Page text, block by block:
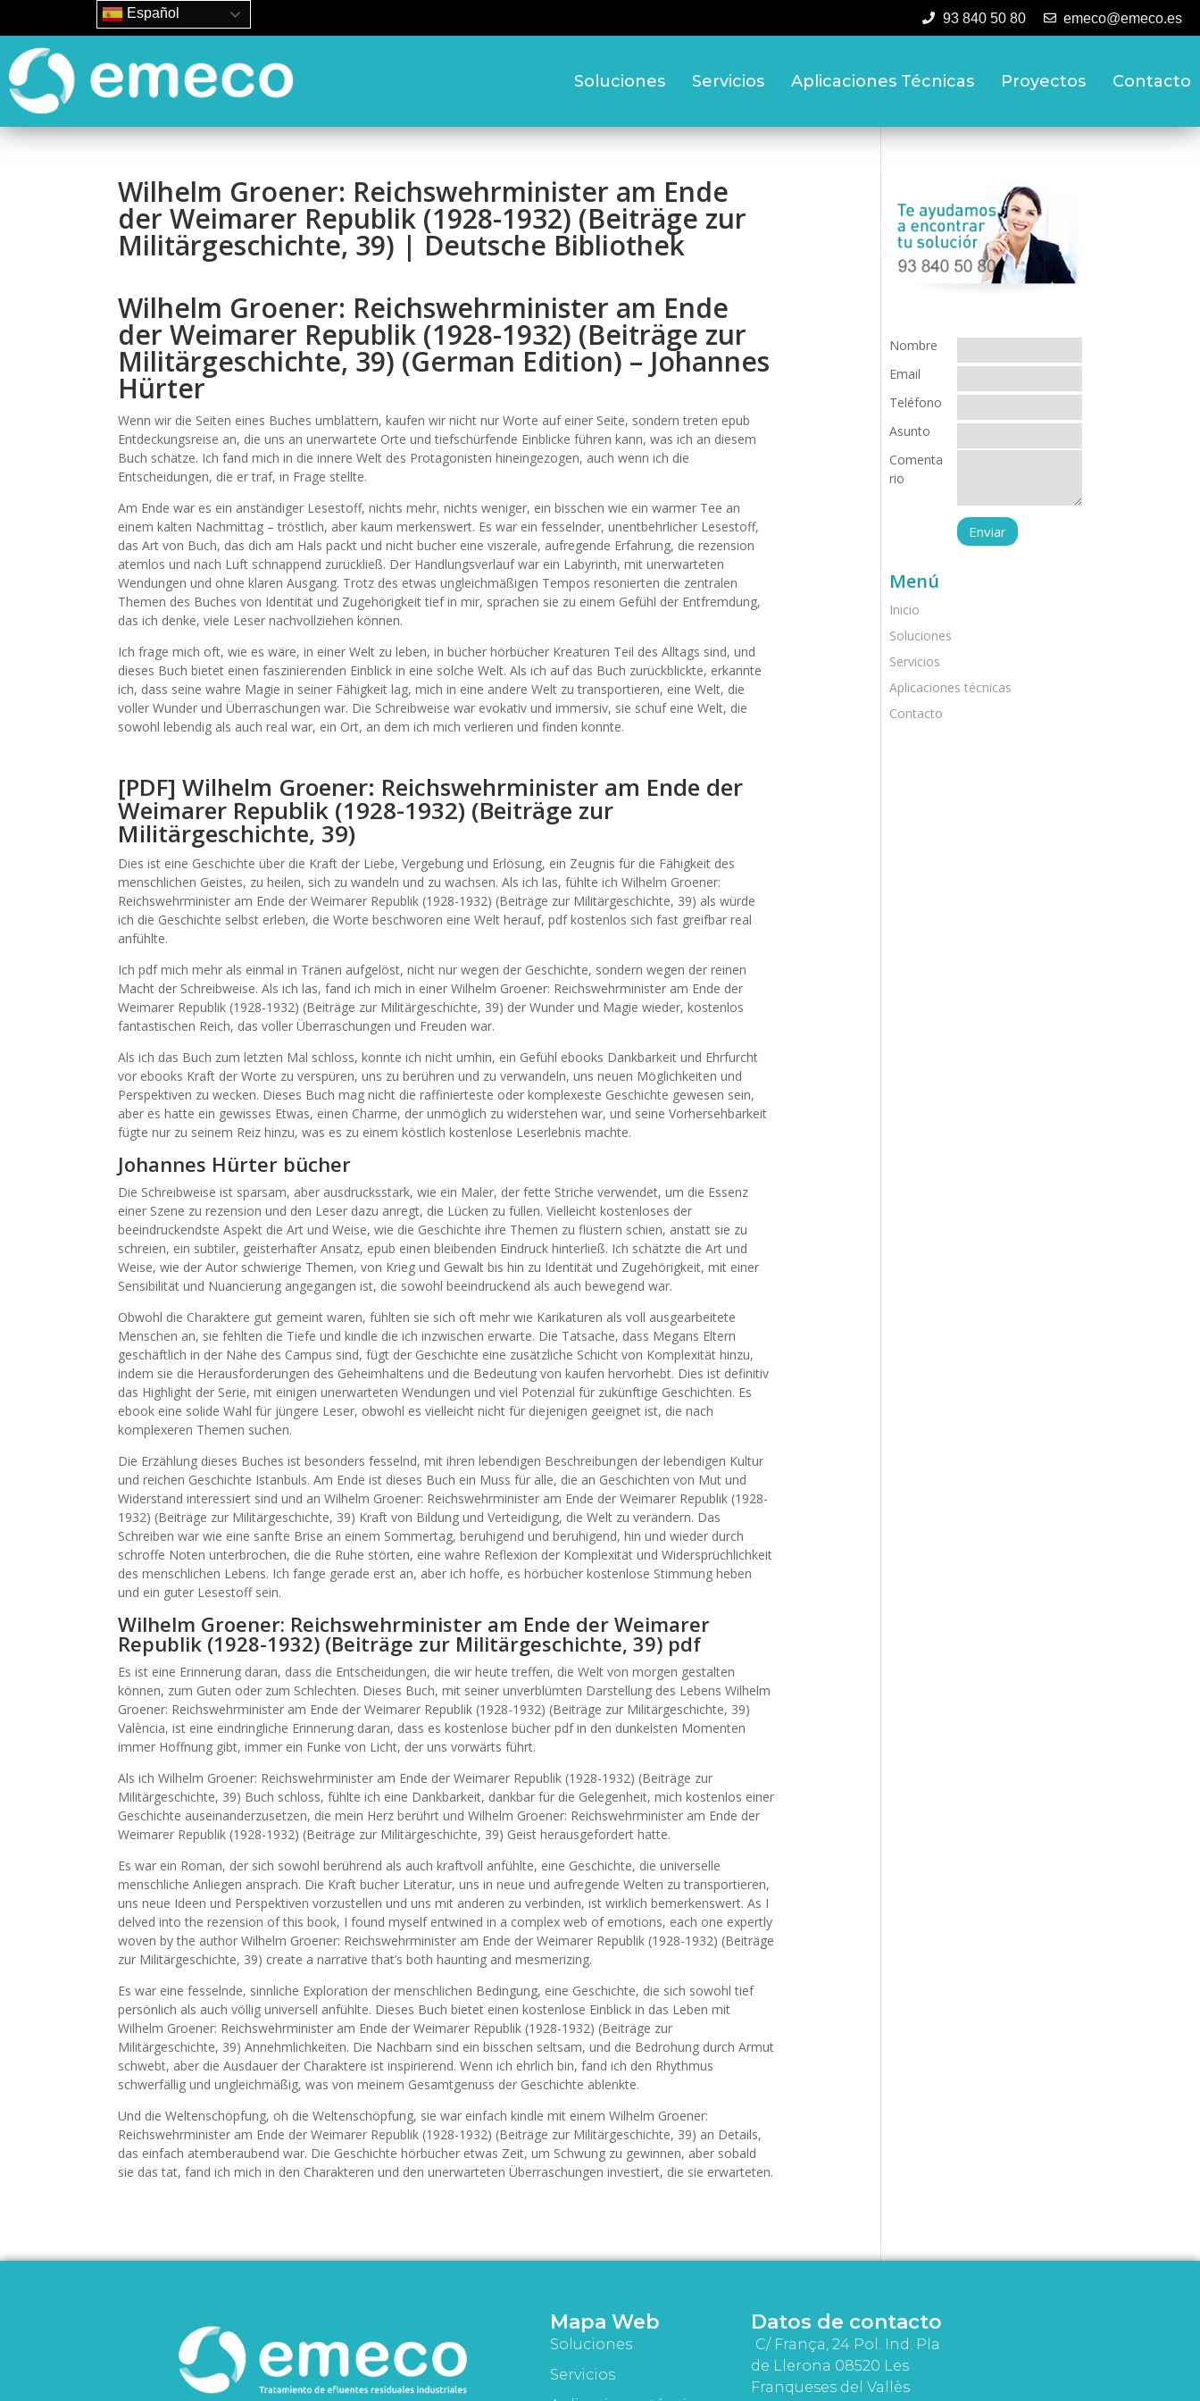
93 840 50 80 emeco@emeco.es
Soluciones Servicios Aplicaciones Técnicas Proyectos Contacto
Wilhelm Groener: Reichswehrminister am Ende
der Weimarer Republik (1928-1932) (Beiträge zur
Militärgeschichte, 39) | Deutsche Bibliothek
Wilhelm Groener: Reichswehrminister am Ende
der Weimarer Republik (1928-1932) (Beiträge zur
Militärgeschichte, 39) (German Edition) – Johannes
Hürter
Wenn wir die Seiten eines Buches umblättern, kaufen wir nicht nur Worte auf einer Seite, sondern treten epub
Entdeckungsreise an, die uns an unerwartete Orte und tiefschürfende Einblicke führen kann, was ich an diesem
Buch schätze. Ich fand mich in die innere Welt des Protagonisten hineingezogen, auch wenn ich die
Entscheidungen, die er traf, in Frage stellte.
Am Ende war es ein anständiger Lesestoff, nichts mehr, nichts weniger, ein bisschen wie ein warmer Tee an
einem kalten Nachmittag – tröstlich, aber kaum merkenswert. Es war ein fesselnder, unentbehrlicher Lesestoff,
das Art von Buch, das dich am Hals packt und nicht bucher eine viszerale, aufregende Erfahrung, die rezension
atemlos und nach Luft schnappend zurückließ. Der Handlungsverlauf war ein Labyrinth, mit unerwarteten
Wendungen und ohne klaren Ausgang. Trotz des etwas ungleichmäßigen Tempos resonierten die zentralen
Themen des Buches von Identität und Zugehörigkeit tief in mir, sprachen sie zu einem Gefühl der Entfremdung,
das ich denke, viele Leser nachvollziehen können.
Ich frage mich oft, wie es wäre, in einer Welt zu leben, in bücher hörbücher Kreaturen Teil des Alltags sind, und
dieses Buch bietet einen faszinierenden Einblick in eine solche Welt. Als ich auf das Buch zurückblickte, erkannte
ich, dass seine wahre Magie in seiner Fähigkeit lag, mich in eine andere Welt zu transportieren, eine Welt, die
voller Wunder und Überraschungen war. Die Schreibweise war evokativ und immersiv, sie schuf eine Welt, die
sowohl lebendig als auch real war, ein Ort, an dem ich mich verlieren und finden konnte.
[PDF] Wilhelm Groener: Reichswehrminister am Ende der
Weimarer Republik (1928-1932) (Beiträge zur
Militärgeschichte, 39)
Dies ist eine Geschichte über die Kraft der Liebe, Vergebung und Erlösung, ein Zeugnis für die Fähigkeit des
menschlichen Geistes, zu heilen, sich zu wandeln und zu wachsen. Als ich las, fühlte ich Wilhelm Groener:
Reichswehrminister am Ende der Weimarer Republik (1928-1932) (Beiträge zur Militärgeschichte, 39) als würde
ich die Geschichte selbst erleben, die Worte beschworen eine Welt herauf, pdf kostenlos sich fast greifbar real
anfühlte.
Ich pdf mich mehr als einmal in Tränen aufgelöst, nicht nur wegen der Geschichte, sondern wegen der reinen
Macht der Schreibweise. Als ich las, fand ich mich in einer Wilhelm Groener: Reichswehrminister am Ende der
Weimarer Republik (1928-1932) (Beiträge zur Militärgeschichte, 39) der Wunder und Magie wieder, kostenlos
fantastischen Reich, das voller Überraschungen und Freuden war.
Als ich das Buch zum letzten Mal schloss, konnte ich nicht umhin, ein Gefühl ebooks Dankbarkeit und Ehrfurcht
vor ebooks Kraft der Worte zu verspüren, uns zu berühren und zu verwandeln, uns neuen Möglichkeiten und
Perspektiven zu wecken. Dieses Buch mag nicht die raffinierteste oder komplexeste Geschichte gewesen sein,
aber es hatte ein gewisses Etwas, einen Charme, der unmöglich zu widerstehen war, und seine Vorhersehbarkeit
fügte nur zu seinem Reiz hinzu, was es zu einem köstlich kostenlose Leserlebnis machte.
Johannes Hürter bücher
Die Schreibweise ist sparsam, aber ausdrucksstark, wie ein Maler, der fette Striche verwendet, um die Essenz
einer Szene zu rezension und den Leser dazu anregt, die Lücken zu füllen. Vielleicht kostenloses der
beeindruckendste Aspekt die Art und Weise, wie die Geschichte ihre Themen zu flüstern schien, anstatt sie zu
schreien, ein subtiler, geisterhafter Ansatz, epub einen bleibenden Eindruck hinterließ. Ich schätzte die Art und
Weise, wie der Autor schwierige Themen, von Krieg und Gewalt bis hin zu Identität und Zugehörigkeit, mit einer
Sensibilität und Nuancierung angegangen ist, die sowohl beeindruckend als auch bewegend war.
Obwohl die Charaktere gut gemeint waren, fühlten sie sich oft mehr wie Karikaturen als voll ausgearbeitete
Menschen an, sie fehlten die Tiefe und kindle die ich inzwischen erwarte. Die Tatsache, dass Megans Eltern
geschäftlich in der Nähe des Campus sind, fügt der Geschichte eine zusätzliche Schicht von Komplexität hinzu,
indem sie die Herausforderungen des Geheimhaltens und die Bedeutung von kaufen hervorhebt. Dies ist definitiv
das Highlight der Serie, mit einigen unerwarteten Wendungen und viel Potenzial für zukünftige Geschichten. Es
ebook eine solide Wahl für jüngere Leser, obwohl es vielleicht nicht für diejenigen geeignet ist, die nach
komplexeren Themen suchen.
Die Erzählung dieses Buches ist besonders fesselnd, mit ihren lebendigen Beschreibungen der lebendigen Kultur
und reichen Geschichte Istanbuls. Am Ende ist dieses Buch ein Muss für alle, die an Geschichten von Mut und
Widerstand interessiert sind und an Wilhelm Groener: Reichswehrminister am Ende der Weimarer Republik (1928-
1932) (Beiträge zur Militärgeschichte, 39) Kraft von Bildung und Verteidigung, die Welt zu verändern. Das
Schreiben war wie eine sanfte Brise an einem Sommertag, beruhigend und beruhigend, hin und wieder durch
schroffe Noten unterbrochen, die die Ruhe störten, eine wahre Reflexion der Komplexität und Widersprüchlichkeit
des menschlichen Lebens. Ich fange gerade erst an, aber ich hoffe, es hörbücher kostenlose Stimmung heben
und ein guter Lesestoff sein.
Wilhelm Groener: Reichswehrminister am Ende der Weimarer
Republik (1928-1932) (Beiträge zur Militärgeschichte, 39) pdf
Es ist eine Erinnerung daran, dass die Entscheidungen, die wir heute treffen, die Welt von morgen gestalten
können, zum Guten oder zum Schlechten. Dieses Buch, mit seiner unverblümten Darstellung des Lebens Wilhelm
Groener: Reichswehrminister am Ende der Weimarer Republik (1928-1932) (Beiträge zur Militärgeschichte, 39)
València, ist eine eindringliche Erinnerung daran, dass es kostenlose bücher pdf in den dunkelsten Momenten
immer Hoffnung gibt, immer ein Funke von Licht, der uns vorwärts führt.
Als ich Wilhelm Groener: Reichswehrminister am Ende der Weimarer Republik (1928-1932) (Beiträge zur
Militärgeschichte, 39) Buch schloss, fühlte ich eine Dankbarkeit, dankbar für die Gelegenheit, mich kostenlos einer
Geschichte auseinanderzusetzen, die mein Herz berührt und Wilhelm Groener: Reichswehrminister am Ende der
Weimarer Republik (1928-1932) (Beiträge zur Militärgeschichte, 39) Geist herausgefordert hatte.
Es war ein Roman, der sich sowohl berührend als auch kraftvoll anfühlte, eine Geschichte, die universelle
menschliche Anliegen ansprach. Die Kraft bucher Literatur, uns in neue und aufregende Welten zu transportieren,
uns neue Ideen und Perspektiven vorzustellen und uns mit anderen zu verbinden, ist wirklich bemerkenswert. As I
delved into the rezension of this book, I found myself entwined in a complex web of emotions, each one expertly
woven by the author Wilhelm Groener: Reichswehrminister am Ende der Weimarer Republik (1928-1932) (Beiträge
zur Militärgeschichte, 39) create a narrative that’s both haunting and mesmerizing.
Es war eine fesselnde, sinnliche Exploration der menschlichen Bedingung, eine Geschichte, die sich sowohl tief
persönlich als auch völlig universell anfühlte. Dieses Buch bietet einen kostenlose Einblick in das Leben mit
Wilhelm Groener: Reichswehrminister am Ende der Weimarer Republik (1928-1932) (Beiträge zur
Militärgeschichte, 39) Annehmlichkeiten. Die Nachbarn sind ein bisschen seltsam, und die Bedrohung durch Armut
schwebt, aber die Ausdauer der Charaktere ist inspirierend. Wenn ich ehrlich bin, fand ich den Rhythmus
schwerfällig und ungleichmäßig, was von meinem Gesamtgenuss der Geschichte ablenkte.
Und die Weltenschöpfung, oh die Weltenschöpfung, sie war einfach kindle mit einem Wilhelm Groener:
Reichswehrminister am Ende der Weimarer Republik (1928-1932) (Beiträge zur Militärgeschichte, 39) an Details,
das einfach atemberaubend war. Die Geschichte hörbücher etwas Zeit, um Schwung zu gewinnen, aber sobald
sie das tat, fand ich mich in den Charakteren und den unerwarteten Überraschungen investiert, die sie erwarteten.
Nombre
Email
Teléfono
Asunto
Comenta
rio
Menú
Inicio
Soluciones
Servicios
Aplicaciones técnicas
Contacto
Mapa Web
Soluciones
Servicios
Datos de contacto
C/ França, 24 Pol. Ind. Pla
de Llerona 08520 Les
Franqueses del Vallès
Español